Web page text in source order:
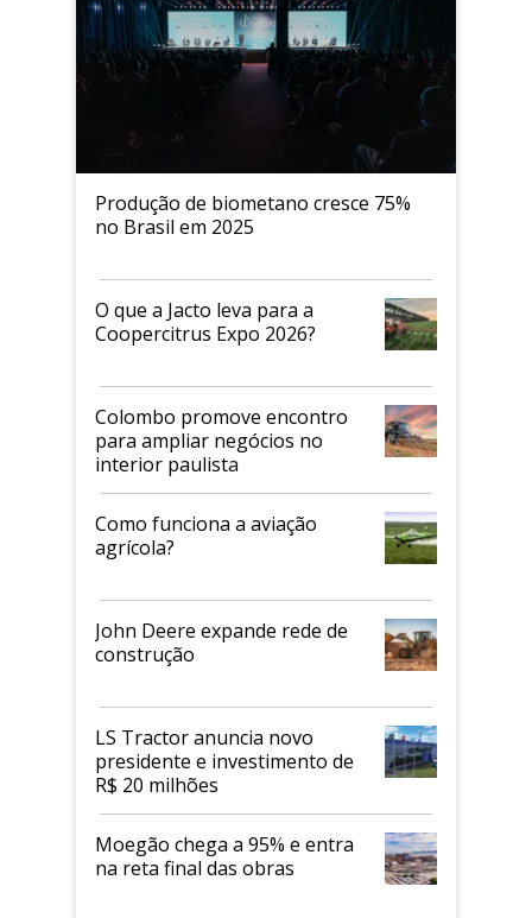
Produção de biometano cresce 75%
no Brasil em 2025
O que a Jacto leva para a
Coopercitrus Expo 2026?
Colombo promove encontro
para ampliar negócios no
interior paulista
Como funciona a aviação
agrícola?
John Deere expande rede de
construção
LS Tractor anuncia novo
presidente e investimento de
R$ 20 milhões
Moegão chega a 95% e entra
na reta final das obras